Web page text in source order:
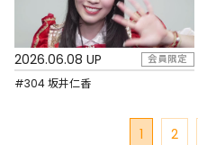
2026.06.08 UP 会員限定
#304 坂井仁香
1 2